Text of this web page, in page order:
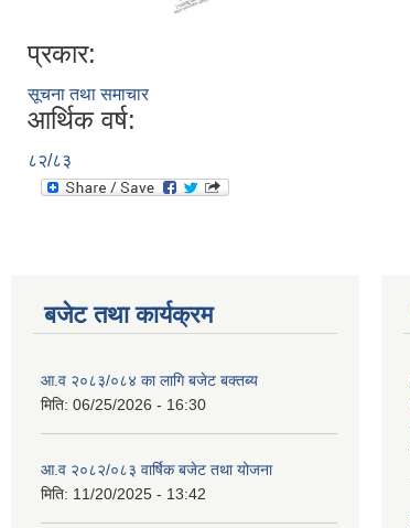
प्रकार:
सूचना तथा समाचार
आर्थिक वर्ष:
८२/८३
बजेट तथा कार्यक्रम
आ.व २०८३/०८४ का लागि बजेट बक्तब्य
मिति: 06/25/2026 - 16:30
आ.व २०८२/०८३ वार्षिक बजेट तथा योजना
मिति: 11/20/2025 - 13:42